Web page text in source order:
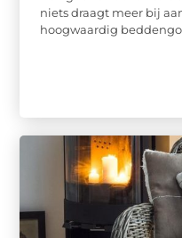
niets draagt meer bij
hoogwaardig